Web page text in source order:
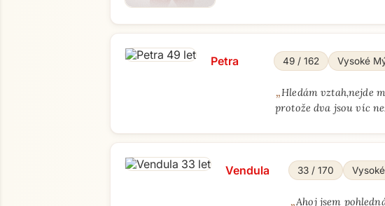
Petra 49 / 162 Vysoké
„Hledám vztah,nejde
protože dva jsou víc
Vendula 33 / 170
„Ahoj jsem